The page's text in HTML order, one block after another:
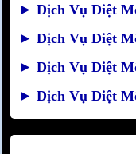
► Dịch Vụ Diệt
► Dịch Vụ Diệt
► Dịch Vụ Diệt
► Dịch Vụ Diệt